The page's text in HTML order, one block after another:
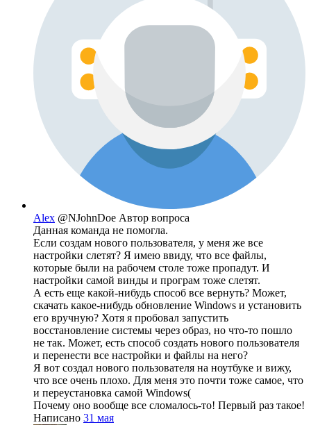
Alex @NJohnDoe Автор вопроса
Данная команда не помогла.
Если создам нового пользователя, у меня же все
настройки слетят? Я имею ввиду, что все файлы,
которые были на рабочем столе тоже пропадут. И
настройки самой винды и програм тоже слетят.
А есть еще какой-нибудь способ все вернуть? Может,
скачать какое-нибудь обновление Windows и установить
его вручную? Хотя я пробовал запустить
восстановление системы через образ, но что-то пошло
не так. Может, есть способ создать нового пользователя
и перенести все настройки и файлы на него?
Я вот создал нового пользователя на ноутбуке и вижу,
что все очень плохо. Для меня это почти тоже самое, что
и переустановка самой Windows(
Почему оно вообще все сломалось-то! Первый раз такое!
Написано 31 мая